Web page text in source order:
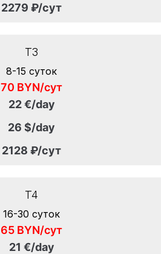
2279 ₽/сут
T3
8-15 суток
70 BYN/сут
22 €/day
26 $/day
2128 ₽/сут
T4
16-30 суток
65 BYN/сут
21 €/day